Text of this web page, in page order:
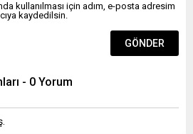
kullanılması için adım, e-posta adresim
kaydedilsin.
- 0 Yorum